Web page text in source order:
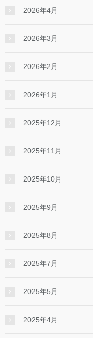
2026年4月
2026年3月
2026年2月
2026年1月
2025年12月
2025年11月
2025年10月
2025年9月
2025年8月
2025年7月
2025年5月
2025年4月